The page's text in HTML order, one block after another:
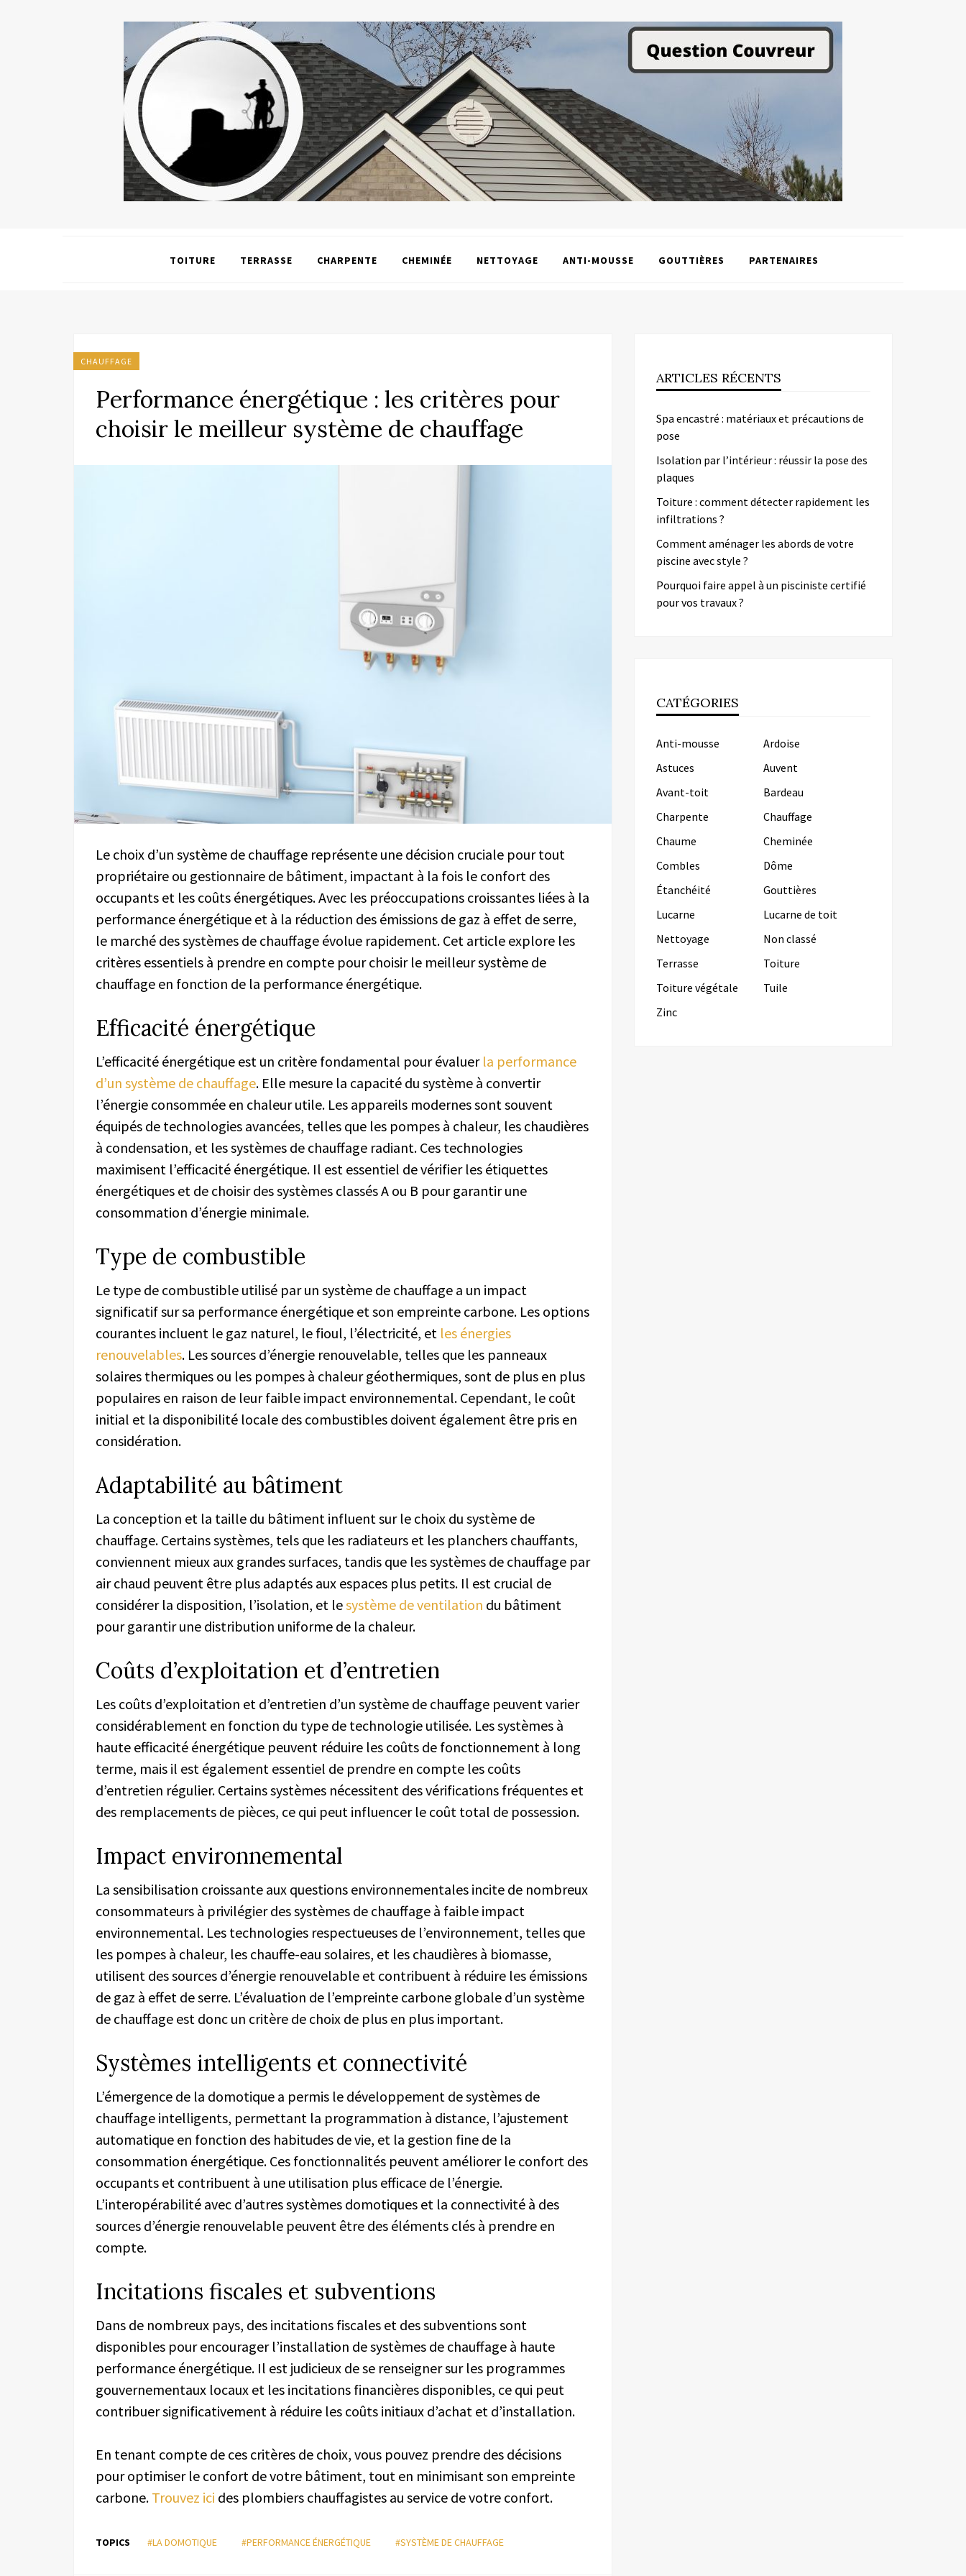
TOITURE TERRASSE CHARPENTE CHEMINÉE NETTOYAGE ANTI-MOUSSE GOUTTIÈRES PARTENAIRES
CHAUFFAGE
Performance énergétique : les critères pour
choisir le meilleur système de chauffage
Le choix d’un système de chauffage représente une décision cruciale pour tout
propriétaire ou gestionnaire de bâtiment, impactant à la fois le confort des
occupants et les coûts énergétiques. Avec les préoccupations croissantes liées à la
performance énergétique et à la réduction des émissions de gaz à effet de serre,
le marché des systèmes de chauffage évolue rapidement. Cet article explore les
critères essentiels à prendre en compte pour choisir le meilleur système de
chauffage en fonction de la performance énergétique.
Efficacité énergétique
L’efficacité énergétique est un critère fondamental pour évaluer la performance
d’un système de chauffage. Elle mesure la capacité du système à convertir
l’énergie consommée en chaleur utile. Les appareils modernes sont souvent
équipés de technologies avancées, telles que les pompes à chaleur, les chaudières
à condensation, et les systèmes de chauffage radiant. Ces technologies
maximisent l’efficacité énergétique. Il est essentiel de vérifier les étiquettes
énergétiques et de choisir des systèmes classés A ou B pour garantir une
consommation d’énergie minimale.
Type de combustible
Le type de combustible utilisé par un système de chauffage a un impact
significatif sur sa performance énergétique et son empreinte carbone. Les options
courantes incluent le gaz naturel, le fioul, l’électricité, et les énergies
renouvelables. Les sources d’énergie renouvelable, telles que les panneaux
solaires thermiques ou les pompes à chaleur géothermiques, sont de plus en plus
populaires en raison de leur faible impact environnemental. Cependant, le coût
initial et la disponibilité locale des combustibles doivent également être pris en
considération.
Adaptabilité au bâtiment
La conception et la taille du bâtiment influent sur le choix du système de
chauffage. Certains systèmes, tels que les radiateurs et les planchers chauffants,
conviennent mieux aux grandes surfaces, tandis que les systèmes de chauffage par
air chaud peuvent être plus adaptés aux espaces plus petits. Il est crucial de
considérer la disposition, l’isolation, et lesystème de ventilation du bâtiment
pour garantir une distribution uniforme de la chaleur.
Coûts d’exploitation et d’entretien
Les coûts d’exploitation et d’entretien d’un système de chauffage peuvent varier
considérablement en fonction du type de technologie utilisée. Les systèmes à
haute efficacité énergétique peuvent réduire les coûts de fonctionnement à long
terme, mais il est également essentiel de prendre en compte les coûts
d’entretien régulier. Certains systèmes nécessitent des vérifications fréquentes et
des remplacements de pièces, ce qui peut influencer le coût total de possession.
Impact environnemental
La sensibilisation croissante aux questions environnementales incite de nombreux
consommateurs à privilégier des systèmes de chauffage à faible impact
environnemental. Les technologies respectueuses de l’environnement, telles que
les pompes à chaleur, les chauffe-eau solaires, et les chaudières à biomasse,
utilisent des sources d’énergie renouvelable et contribuent à réduire les émissions
de gaz à effet de serre. L’évaluation de l’empreinte carbone globale d’un système
de chauffage est donc un critère de choix de plus en plus important.
Systèmes intelligents et connectivité
L’émergence de la domotique a permis le développement de systèmes de
chauffage intelligents, permettant la programmation à distance, l’ajustement
automatique en fonction des habitudes de vie, et la gestion fine de la
consommation énergétique. Ces fonctionnalités peuvent améliorer le confort des
occupants et contribuent à une utilisation plus efficace de l’énergie.
L’interopérabilité avec d’autres systèmes domotiques et la connectivité à des
sources d’énergie renouvelable peuvent être des éléments clés à prendre en
compte.
Incitations fiscales et subventions
Dans de nombreux pays, des incitations fiscales et des subventions sont
disponibles pour encourager l’installation de systèmes de chauffage à haute
performance énergétique. Il est judicieux de se renseigner sur les programmes
gouvernementaux locaux et les incitations financières disponibles, ce qui peut
contribuer significativement à réduire les coûts initiaux d’achat et d’installation.
En tenant compte de ces critères de choix, vous pouvez prendre des décisions
pour optimiser le confort de votre bâtiment, tout en minimisant son empreinte
carbone. Trouvez ici des plombiers chauffagistes au service de votre confort.
TOPICS #LA DOMOTIQUE #PERFORMANCE ÉNERGÉTIQUE #SYSTÈME DE CHAUFFAGE
ARTICLES RÉCENTS
Spa encastré : matériaux et précautions de
pose
Isolation par l’intérieur : réussir la pose des
plaques
Toiture : comment détecter rapidement les
infiltrations ?
Comment aménager les abords de votre
piscine avec style ?
Pourquoi faire appel à un pisciniste certifié
pour vos travaux ?
CATÉGORIES
Anti-mousse
Ardoise
Astuces
Auvent
Avant-toit
Bardeau
Charpente
Chauffage
Chaume
Cheminée
Combles
Dôme
Étanchéité
Gouttières
Lucarne
Lucarne de toit
Nettoyage
Non classé
Terrasse
Toiture
Toiture végétale
Tuile
Zinc